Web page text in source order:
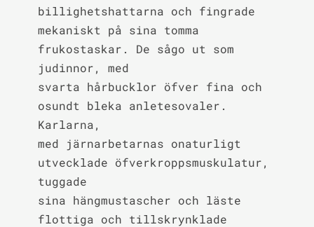
billighetshattarna och fingrade
mekaniskt på sina tomma
frukostaskar. De sågo ut som
judinnor, med
svarta hårbucklor öfver fina och
osundt bleka anletesovaler.
Karlarna,
med järnarbetarnas onaturligt
utvecklade öfverkroppsmuskulatur,
tuggade
sina hängmustascher och läste
flottiga och tillskrynklade